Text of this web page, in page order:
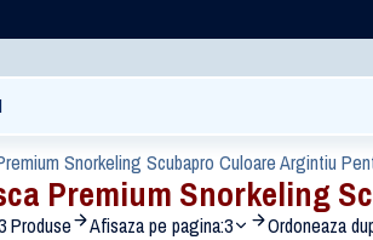
Snorkeling Scubapro Culoare Argintiu
Premium Snorkeling
Produse Afisaza pe pagina:3 Ordoneaza